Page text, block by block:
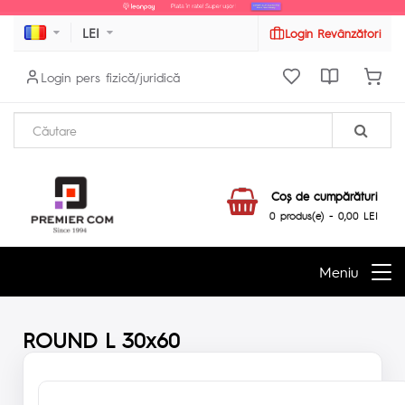
LEI Login Revânzători
Login pers fizică/juridică
Coş de cumpărături
0 produs(e) - 0,00 LEI
Meniu
ROUND L 30x60